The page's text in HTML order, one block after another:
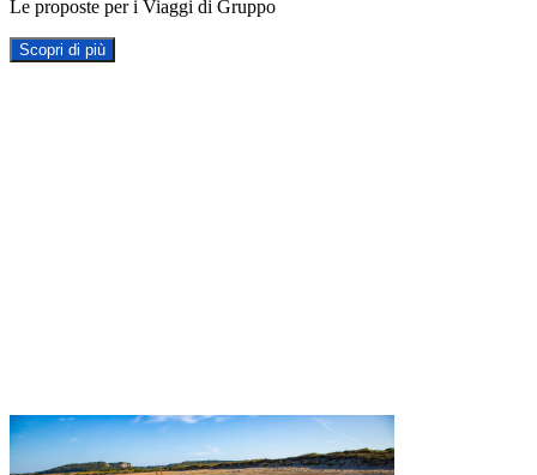
Le proposte per i Viaggi di Gruppo
Scopri di più